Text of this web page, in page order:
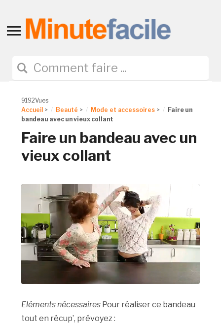
Toggle
navigation
9192Vues
Accueil > Beauté > Mode et accessoires >
Faire un
bandeau avec un vieux collant
Faire un bandeau avec un
vieux collant
Eléments nécessaires Pour réaliser ce bandeau
tout en récup’, prévoyez :